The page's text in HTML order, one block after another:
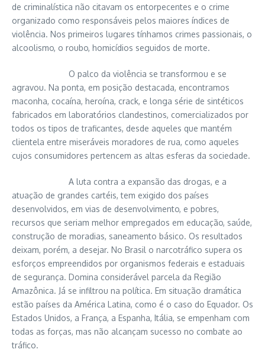
de criminalística não citavam os entorpecentes e o crime
organizado como responsáveis pelos maiores índices de
violência. Nos primeiros lugares tínhamos crimes passionais, o
alcoolismo, o roubo, homicídios seguidos de morte.
O palco da violência se transformou e se
agravou. Na ponta, em posição destacada, encontramos
maconha, cocaína, heroína, crack, e longa série de sintéticos
fabricados em laboratórios clandestinos, comercializados por
todos os tipos de traficantes, desde aqueles que mantém
clientela entre miseráveis moradores de rua, como aqueles
cujos consumidores pertencem as altas esferas da sociedade.
A luta contra a expansão das drogas, e a
atuação de grandes cartéis, tem exigido dos países
desenvolvidos, em vias de desenvolvimento, e pobres,
recursos que seriam melhor empregados em educação, saúde,
construção de moradias, saneamento básico. Os resultados
deixam, porém, a desejar. No Brasil o narcotráfico supera os
esforços empreendidos por organismos federais e estaduais
de segurança. Domina considerável parcela da Região
Amazônica. Já se infiltrou na política. Em situação dramática
estão países da América Latina, como é o caso do Equador. Os
Estados Unidos, a França, a Espanha, Itália, se empenham com
todas as forças, mas não alcançam sucesso no combate ao
tráfico.